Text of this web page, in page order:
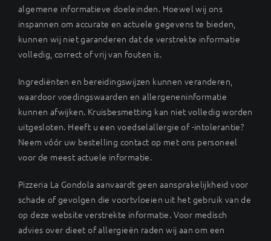
algemene informatieve doeleinden. Hoewel wij ons
inspannen om accurate en actuele gegevens te bieden,
kunnen wij niet garanderen dat de verstrekte informatie
volledig, correct of vrij van fouten is.
Ingrediënten en bereidingswijzen kunnen veranderen,
waardoor voedingswaarden en allergeneninformatie
kunnen afwijken. Kruisbesmetting kan niet volledig worden
uitgesloten. Heeft u een voedselallergie of -intolerantie?
Neem vóór uw bestelling contact op met ons personeel
voor de meest actuele informatie.
Pizzeria La Gondola aanvaardt geen aansprakelijkheid voor
schade of gevolgen die voortvloeien uit het gebruik van de
op deze website verstrekte informatie. Voor medisch
advies over dieet of allergieën raden wij aan om een